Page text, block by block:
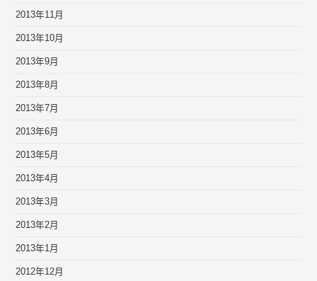
2013年11月
2013年10月
2013年9月
2013年8月
2013年7月
2013年6月
2013年5月
2013年4月
2013年3月
2013年2月
2013年1月
2012年12月